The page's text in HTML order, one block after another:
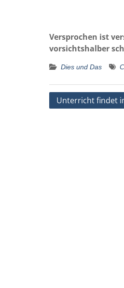
Versprochen ist
vorsichtshalber
Dies und Das
Unterricht findet